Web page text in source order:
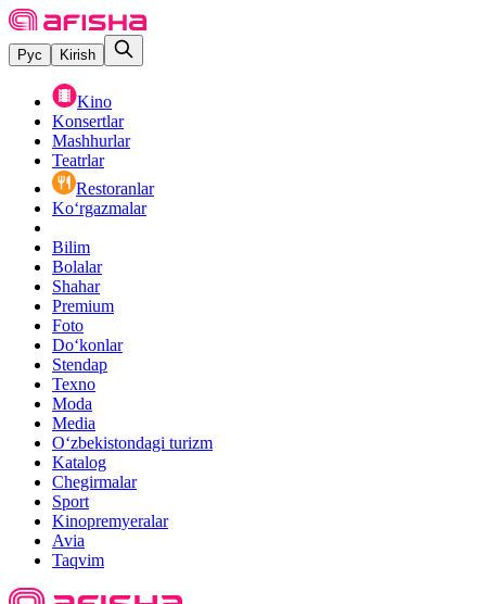
Рус Kirish
Kino
Konsertlar
Mashhurlar
Teatrlar
Restoranlar
Ko‘rgazmalar
Bilim
Bolalar
Shahar
Premium
Foto
Do‘konlar
Stendap
Texno
Moda
Media
O‘zbekistondagi turizm
Katalog
Chegirmalar
Sport
Kinopremyeralar
Avia
Taqvim